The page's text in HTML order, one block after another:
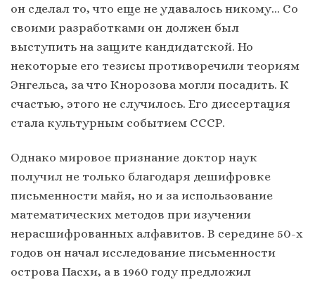
он сделал то, что еще не удавалось никому… Со
своими разработками он должен был
выступить на защите кандидатской. Но
некоторые его тезисы противоречили теориям
Энгельса, за что Кнорозова могли посадить. К
счастью, этого не случилось. Его диссертация
стала культурным событием СССР.
Однако мировое признание доктор наук
получил не только благодаря дешифровке
письменности майя, но и за использование
математических методов при изучении
нерасшифрованных алфавитов. В середине 50-х
годов он начал исследование письменности
острова Пасхи, а в 1960 году предложил